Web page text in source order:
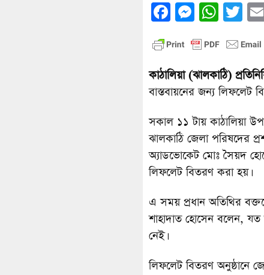
Facebook
কাঠালিয়া (ঝালকাঠি)
বাস্তবায়নের জন্য লিফলেট
সকাল ১১ টায় কাঠালিয়া
ঝালকাঠি জেলা পরিষদের
অ্যাডভোকেট মোঃ সৈয়দ
লিফলেট বিতরণ করা হয়।
এ সময় প্রধান অতিথির
শাহাদাত হোসেন বলেন,
নেই।
লিফলেট বিতরণ অনুষ্ঠানে